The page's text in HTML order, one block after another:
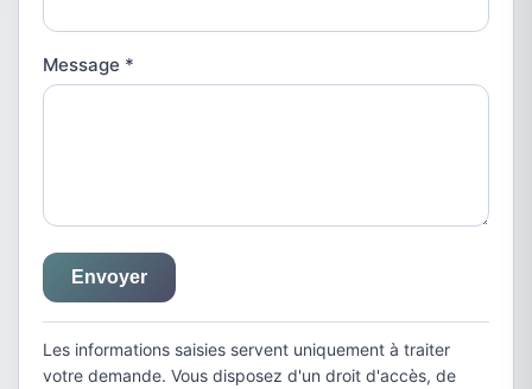
Message *
Envoyer
Les informations saisies servent uniquement à traiter
votre demande. Vous disposez d'un droit d'accès, de